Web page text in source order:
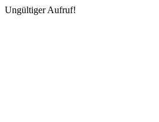
Ungültiger Aufruf!